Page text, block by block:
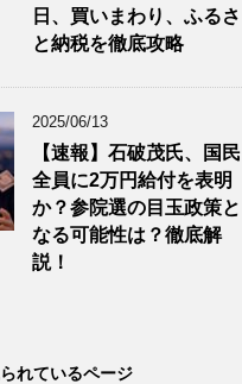
日、買いまわり、ふるさ
と納税を徹底攻略
2025/06/13
【速報】石破茂氏、国民
全員に2万円給付を表明
か？参院選の目玉政策と
なる可能性は？徹底解
説！
れているページ